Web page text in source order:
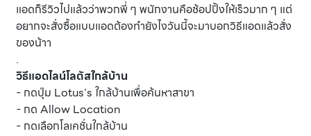
แอดก็รีวิวไปแล้วว่าพวกพี่ ๆ พนักงานคือช้อปปิ้งให้เร็วมาก ๆ แต่
อยากจะสั่งซื้อแบบแอดต้องทำยังไงวันนี้จะมาบอกวิธีแอดแล้วสั่ง
ของน้าา
.
วิธีแอดไลน์โลตัสใกล้บ้าน
- กดปุ่ม Lotus’s ใกล้บ้านเพื่อค้นหาสาขา
- กด Allow Location
- กดเลือกโลเคชั่นใกล้บ้าน